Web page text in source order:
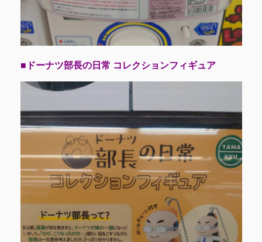
■ドーナツ部長の日常 コレクションフィギュア